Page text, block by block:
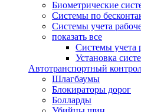
Биометрические
Системы по
Системы учета
показать все
Системы учета
Установка
Автотранспортный
Шлагбаумы
Блокираторы дорог
Болларды